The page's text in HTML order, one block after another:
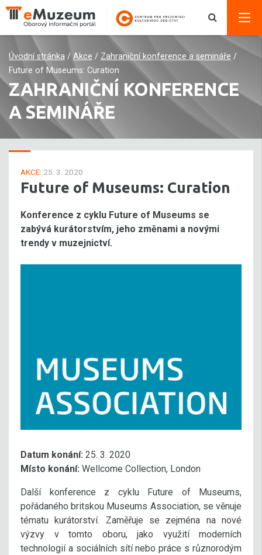
Úvodní stránka / Akce / Zahraniční konference a semináře /
Future of Museums: Curation
ZAHRANIČNÍ KONFERENCE
A SEMINÁŘE
AKCE: 25. 3. 2020
Future of Museums: Curation
Konference z cyklu Future of Museums se
zabývá kurátorstvím, jeho změnami a novými
trendy v muzejnictví.
Datum konání: 25. 3. 2020
Místo konání: Wellcome Collection, London
Další konference z cyklu Future of Museums,
pořádaného britskou Museums Association, se věnuje
tématu kurátorství. Zaměřuje se zejména na nové
výzvy v tomto oboru, jako využití moderních
technologií a sociálních sítí nebo práce s různorodým